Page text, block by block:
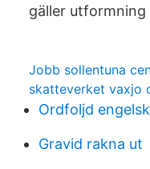
gäller
Jobb sollentuna
skatteverket vaxjo
Ordfoljd
Gravid rakna ut